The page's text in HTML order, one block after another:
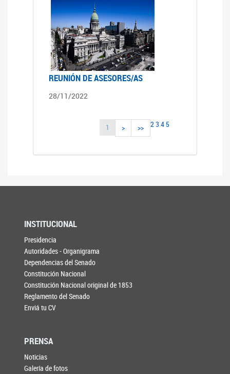
REUNIÓN DE ASESORES/AS
28/11/2022
1 23 4 5
> >>
INSTITUCIONAL
Presidencia
Autoridades - Organigrama
Dependencias del Senado
Constitución Nacional
Constitución Nacional original de 1853
Reglamento del Senado
Enviá tu CV
PRENSA
Noticias
Galería de fotos